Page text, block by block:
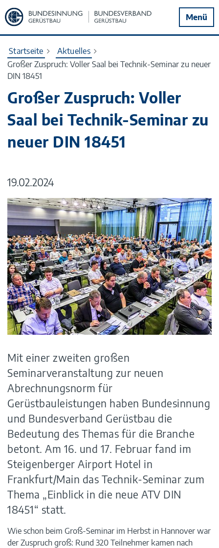
Zur
Startseite
Menü
Startseite
Aktuelles
Großer Zuspruch: Voller Saal bei Technik-Seminar zu neuer
DIN 18451
Großer Zuspruch: Voller
Saal bei Technik-Seminar zu
neuer DIN 18451
19.02.2024
Mit einer zweiten großen
Seminarveranstaltung zur neuen
Abrechnungsnorm für
Gerüstbauleistungen haben Bundesinnung
und Bundesverband Gerüstbau die
Bedeutung des Themas für die Branche
betont. Am 16. und 17. Februar fand im
Steigenberger Airport Hotel in
Frankfurt/Main das Technik-Seminar zum
Thema „Einblick in die neue ATV DIN
18451“ statt.
Wie schon beim Groß-Seminar im Herbst in Hannover war
der Zuspruch groß: Rund 320 Teilnehmer kamen nach